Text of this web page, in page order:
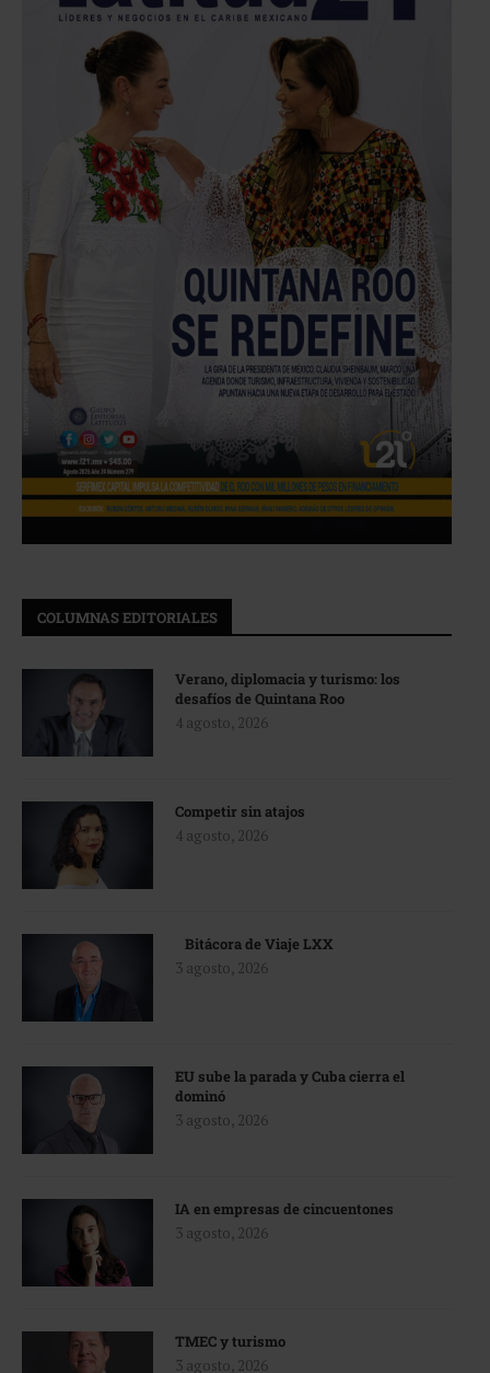
COLUMNAS EDITORIALES
Verano, diplomacia y turismo: los
desafíos de Quintana Roo
4 agosto, 2026
Competir sin atajos
4 agosto, 2026
Bitácora de Viaje LXX
3 agosto, 2026
EU sube la parada y Cuba cierra el
dominó
3 agosto, 2026
IA en empresas de cincuentones
3 agosto, 2026
TMEC y turismo
3 agosto, 2026